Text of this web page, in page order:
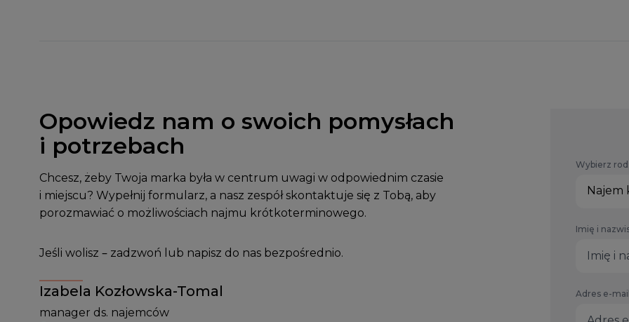
Opowiedz nam o swoich pomysłach
i potrzebach
Chcesz, żeby Twoja marka była w centrum uwagi w odpowiednim czasie
i miejscu? Wypełnij formularz, a nasz zespół skontaktuje się z Tobą, aby
porozmawiać o możliwościach najmu krótkoterminowego.
Jeśli wolisz – zadzwoń lub napisz do nas bezpośrednio.
Izabela Kozłowska-Tomal
manager ds. najemców
Wybierz
Imię i
Adres e-mail